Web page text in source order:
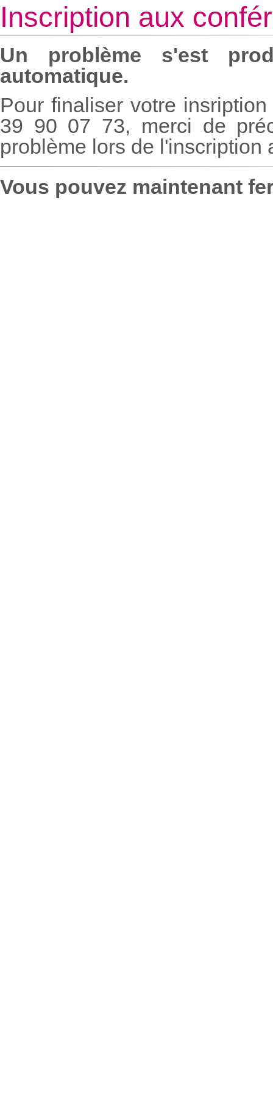
Inscription aux
Un problème s'est
automatique.
Pour finaliser votre
39 90 07 73, merci de
problème lors de l'inscription
Vous pouvez maintenant